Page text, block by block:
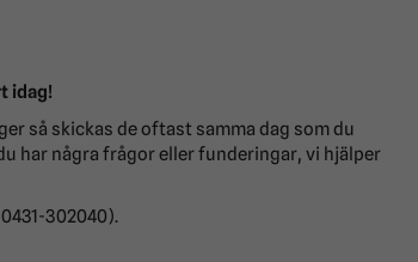
idag!
så skickas de oftast samma dag som du
har några frågor eller funderingar, vi hjälper
302040).